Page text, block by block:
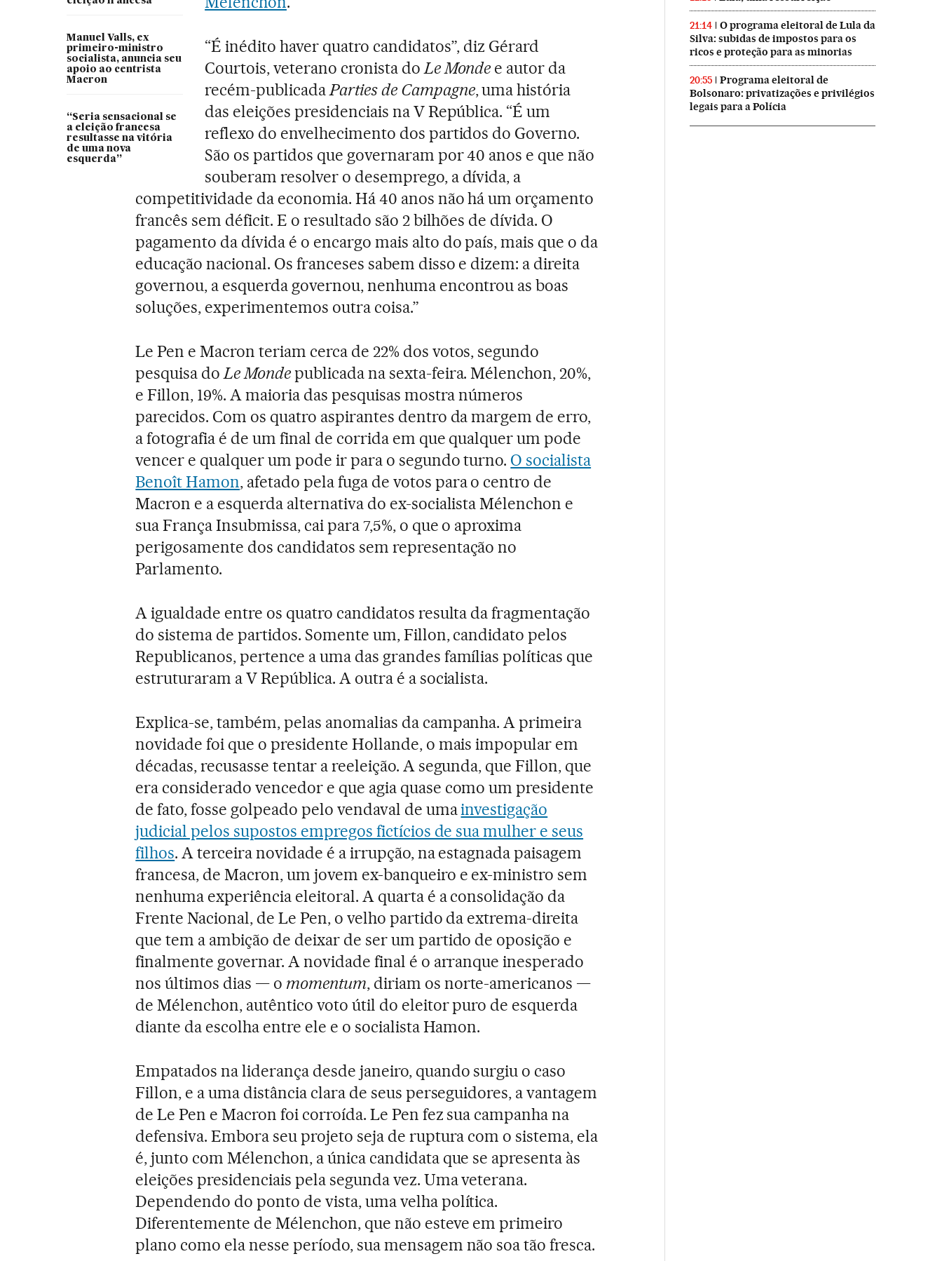
Manuel Valls, ex
primeiro-ministro
socialista, anuncia seu
apoio ao centrista
Macron
“Seria sensacional se
a eleição francesa
resultasse na vitória
de uma nova
esquerda”
“É inédito haver quatro candidatos”, diz Gérard
Courtois, veterano cronista doLe Mondee autor da
recém-publicadaParties de Campagne, uma história
das eleições presidenciais na V República. “É um
reflexo do envelhecimento dos partidos do Governo.
São os partidos que governaram por 40 anos e que não
souberam resolver o desemprego, a dívida, a
competitividade da economia. Há 40 anos não há um orçamento
francês sem déficit. E o resultado são 2 bilhões de dívida. O
pagamento da dívida é o encargo mais alto do país, mais que o da
educação nacional. Os franceses sabem disso e dizem: a direita
governou, a esquerda governou, nenhuma encontrou as boas
soluções, experimentemos outra coisa.”
Le Pen e Macron teriam cerca de 22% dos votos, segundo
pesquisa doLe Mondepublicada na sexta-feira. Mélenchon, 20%,
e Fillon, 19%. A maioria das pesquisas mostra números
parecidos. Com os quatro aspirantes dentro da margem de erro,
a fotografia é de um final de corrida em que qualquer um pode
vencer e qualquer um pode ir para o segundo turno. O socialista
Benoît Hamon, afetado pela fuga de votos para o centro de
Macron e a esquerda alternativa do ex-socialista Mélenchon e
sua França Insubmissa, cai para 7,5%, o que o aproxima
perigosamente dos candidatos sem representação no
Parlamento.
A igualdade entre os quatro candidatos resulta da fragmentação
do sistema de partidos. Somente um, Fillon, candidato pelos
Republicanos, pertence a uma das grandes famílias políticas que
estruturaram a V República. A outra é a socialista.
Explica-se, também, pelas anomalias da campanha. A primeira
novidade foi que o presidente Hollande, o mais impopular em
décadas, recusasse tentar a reeleição. A segunda, que Fillon, que
era considerado vencedor e que agia quase como um presidente
de fato, fosse golpeado pelo vendaval de umainvestigação
judicial pelos supostos empregos fictícios de sua mulher e seus
filhos. A terceira novidade é a irrupção, na estagnada paisagem
francesa, de Macron, um jovem ex-banqueiro e ex-ministro sem
nenhuma experiência eleitoral. A quarta é a consolidação da
Frente Nacional, de Le Pen, o velho partido da extrema-direita
que tem a ambição de deixar de ser um partido de oposição e
finalmente governar. A novidade final é o arranque inesperado
nos últimos dias — o momentum, diriam os norte-americanos —
de Mélenchon, autêntico voto útil do eleitor puro de esquerda
diante da escolha entre ele e o socialista Hamon.
Empatados na liderança desde janeiro, quando surgiu o caso
Fillon, e a uma distância clara de seus perseguidores, a vantagem
de Le Pen e Macron foi corroída. Le Pen fez sua campanha na
defensiva. Embora seu projeto seja de ruptura com o sistema, ela
é, junto com Mélenchon, a única candidata que se apresenta às
eleições presidenciais pela segunda vez. Uma veterana.
Dependendo do ponto de vista, uma velha política.
Diferentemente de Mélenchon, que não esteve em primeiro
plano como ela nesse período, sua mensagem não soa tão fresca.
21:14
O programa eleitoral de Lula da
Silva: subidas de impostos para os
ricos e proteção para as minorias
20:55
Programa eleitoral de
Bolsonaro: privatizações e privilégios
legais para a Polícia